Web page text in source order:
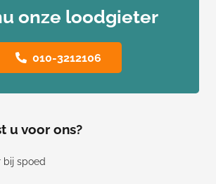
onze loodgieter
010-3212106
u voor ons?
bij spoed